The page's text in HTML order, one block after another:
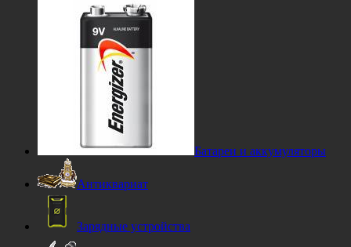
Батареи и аккумуляторы
Антиквариат
Зарядные устройства